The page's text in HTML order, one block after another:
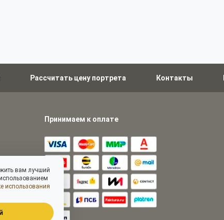
Рассчитать цену портрета Контакты
Принимаем к оплате
вам лучший
использования